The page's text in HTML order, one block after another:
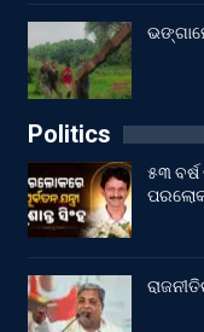
Politics
୫୩